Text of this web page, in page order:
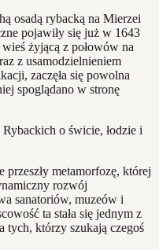
osadą rybacką na Mierzei
pojawiły się już w 1643
żyjącą z połowów na
z usamodzielnieniem
zaczęła się powolna
spoglądano w stronę
metamorfozę, której
rozwój
sanatoriów, muzeów i
ta stała się jednym z
tych, którzy szukają czegoś